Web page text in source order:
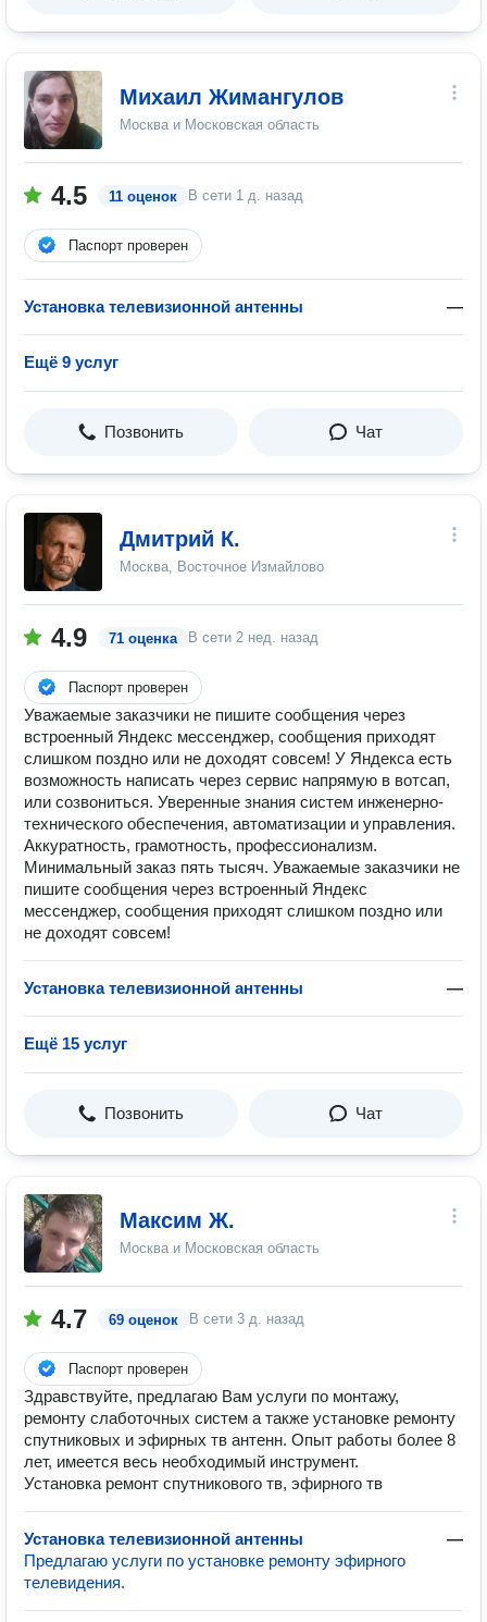
Михаил Жимангулов
Москва и Московская область
4.5 11 оценок В сети 1 д. назад
Паспорт проверен
Установка телевизионной антенны —
Ещё 9 услуг
Позвонить Чат
Дмитрий К.
Москва, Восточное Измайлово
4.9 71 оценка В сети 2 нед. назад
Паспорт проверен
Уважаемые заказчики не пишите сообщения через
встроенный Яндекс мессенджер, сообщения приходят
слишком поздно или не доходят совсем! У Яндекса есть
возможность написать через сервис напрямую в вотсап,
или созвониться. Уверенные знания систем инженерно-
технического обеспечения, автоматизации и управления.
Аккуратность, грамотность, профессионализм.
Минимальный заказ пять тысяч. Уважаемые заказчики не
пишите сообщения через встроенный Яндекс
мессенджер, сообщения приходят слишком поздно или
не доходят совсем!
Установка телевизионной антенны —
Ещё 15 услуг
Позвонить Чат
Максим Ж.
Москва и Московская область
4.7 69 оценок В сети 3 д. назад
Паспорт проверен
Здравствуйте, предлагаю Вам услуги по монтажу,
ремонту слаботочных систем а также установке ремонту
спутниковых и эфирных тв антенн. Опыт работы более 8
лет, имеется весь необходимый инструмент.
Установка ремонт спутникового тв, эфирного тв
Установка телевизионной антенны
—
Предлагаю услуги по установке ремонту эфирного
телевидения.